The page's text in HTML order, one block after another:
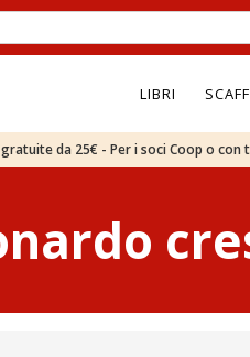
LIBRI
da 25€ - Per i soci Coop o